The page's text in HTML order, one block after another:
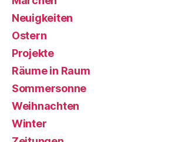
Neuigkeiten
Ostern
Projekte
Räume in Raum
Sommersonne
Weihnachten
Winter